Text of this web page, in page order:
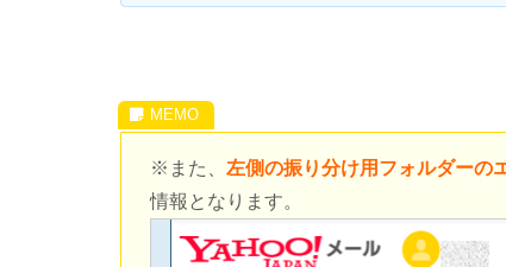
※また、 左側の振り分け用フォルダーの
情報となります。